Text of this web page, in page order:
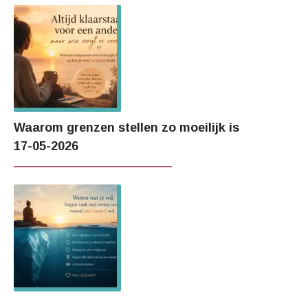
Waarom grenzen stellen zo moeilijk is
17-05-2026